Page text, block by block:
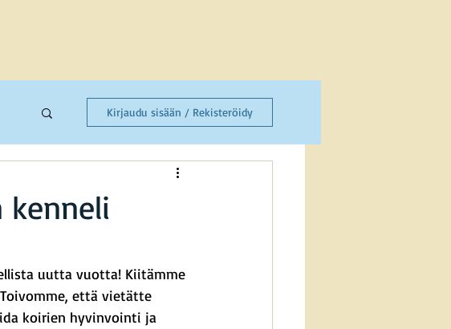
Kirjaudu sisään / Rekisteröidy
kenneli
uutta vuotta! Kiitämme
että vietätte
koirien hyvinvointi ja